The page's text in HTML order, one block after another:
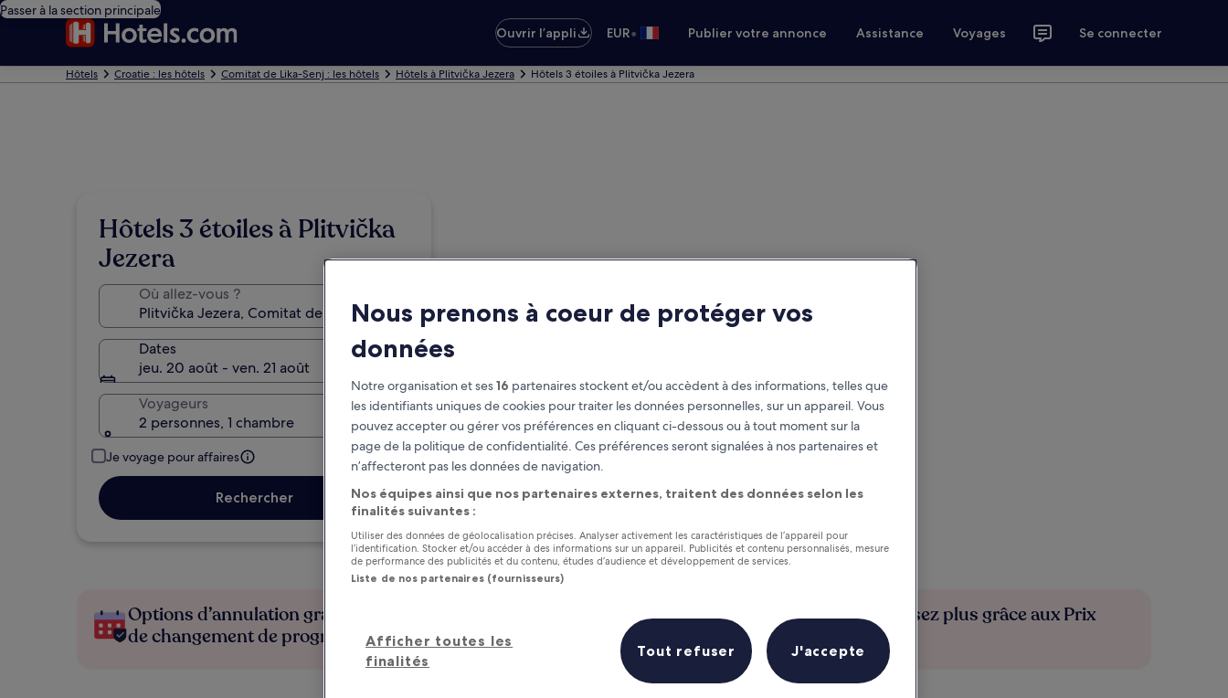
Passer à la section principale
Ouvrir l’appli
EUR• Publier votre annonce Assistance Voyages Se connecter
Hôtels Croatie : les hôtels Comitat de Lika-Senj : les hôtels Hôtels à Plitvička Jezera Hôtels 3 étoiles à Plitvička Jezera
Hôtels 3 étoiles à Plitvička
Jezera
Où allez-vous ?
Dates
jeu. 20 août - ven. 21 août
Voyageurs
2 personnes, 1 chambre
Je voyage pour affaires
Rechercher
Options d’annulation gratuite en cas
de changement de programme
Gagnez des récompenses pour
chaque nuit séjournée
Économisez plus grâce aux Prix
membres
Nous prenons à coeur de protéger vos
données
Notre organisation et ses16 partenaires stockent et/ou accèdent à des informations, telles que
les identifiants uniques de cookies pour traiter les données personnelles, sur un appareil. Vous
pouvez accepter ou gérer vos préférences en cliquant ci-dessous ou à tout moment sur la
page de la politique de confidentialité. Ces préférences seront signalées à nos partenaires et
n’affecteront pas les données de navigation.
Nos équipes ainsi que nos partenaires externes, traitent des données selon les
finalités suivantes :
Utiliser des données de géolocalisation précises. Analyser activement les caractéristiques de l’appareil pour
l’identification. Stocker et/ou accéder à des informations sur un appareil. Publicités et contenu personnalisés, mesure
de performance des publicités et du contenu, études d’audience et développement de services.
Liste de nos partenaires (fournisseurs)
Afficher toutes les
finalités
Tout refuser J'accepte